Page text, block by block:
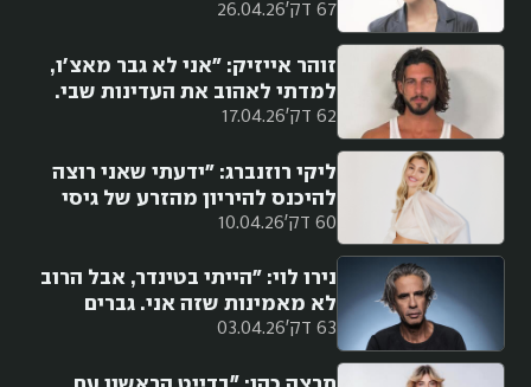
67 דק' 26.04.26
לאחרונה להצטלם לווג וסירבתי. זה
62 דק' 17.04.26
זוהר אייזיק: "אני לא גבר מאצ'ו,
למדתי לאהוב את העדינות שבי.
בכיין, פאפי – היה לי ברור שישפטו
60 דק' 10.04.26
ליקי רוזנברג: "ידעתי שאני רוצה
להיכנס להיריון מהזרע של גיסי
עמרי ז״ל ולכולם זה היה נראה
63 דק' 03.04.26
נירו לוי: "הייתי בטינדר, אבל הרוב
לא מאמינות שזה אני. גברים
אומרים לי 'אני מוכן לאסוף את